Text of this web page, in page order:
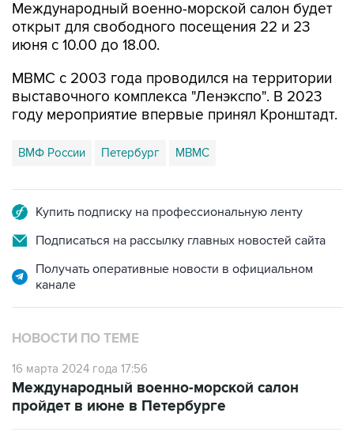
Международный военно-морской салон будет
открыт для свободного посещения 22 и 23
июня с 10.00 до 18.00.
МВМС с 2003 года проводился на территории
выставочного комплекса "Ленэкспо". В 2023
году мероприятие впервые принял Кронштадт.
ВМФ России Петербург МВМС
Купить подписку на профессиональную ленту
Подписаться на рассылку главных новостей сайта
Получать оперативные новости в официальном
канале
НОВОСТИ ПО ТЕМЕ
16 марта 2024 года 17:56
Международный военно-морской салон
пройдет в июне в Петербурге